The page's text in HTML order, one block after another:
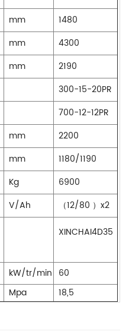
mm
1480
mm
4300
mm
2190
300-15-20PR
700-12-12PR
mm
2200
mm
1180/1190
Kg
6900
V/Ah （12/80 ） x2
XINCHAI4D35
kW/tr/min 60
Mpa 18,5